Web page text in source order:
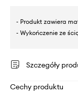
- Produkt zawiera
- Wykończenie ze
Szczegóły
Cechy produktu